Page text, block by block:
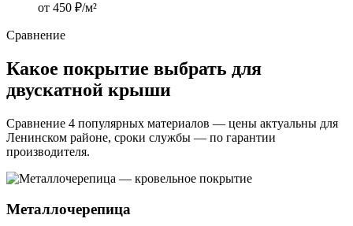
от 450 ₽/м²
Сравнение
Какое покрытие выбрать для
двускатной крыши
Сравнение 4 популярных материалов — цены актуальны для
Ленинском районе, сроки службы — по гарантии
производителя.
Металлочерепица